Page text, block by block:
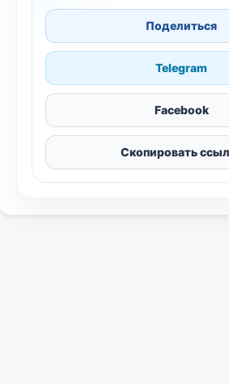
Поделиться
Telegram
Facebook
Скопировать